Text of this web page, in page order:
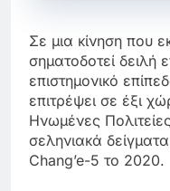
Σε μια κίνηση που
σηματοδοτεί δειλή
επιστημονικό
επιτρέψει σε έξι
Ηνωμένες
σεληνιακά
Chang’e-5 το 2020.